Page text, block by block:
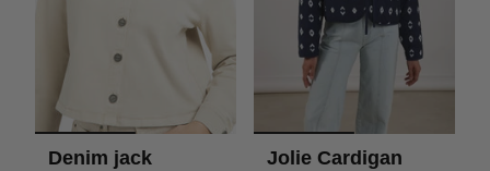
Denim jack Jolie Cardigan